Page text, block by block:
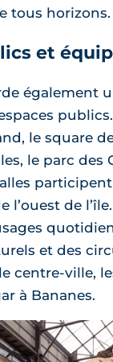
tous horizons.
et
également
le square
le parc des
de
et des
centre-ville,
à Bananes.